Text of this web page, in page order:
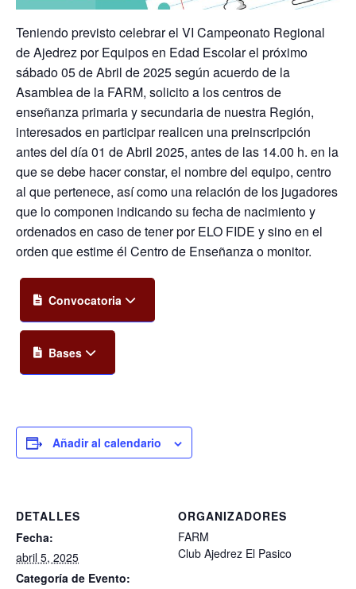
Teniendo previsto celebrar el VI Campeonato Regional
de Ajedrez por Equipos en Edad Escolar el próximo
sábado 05 de Abril de 2025 según acuerdo de la
Asamblea de la FARM, solicito a los centros de
enseñanza primaria y secundaria de nuestra Región,
interesados en participar realicen una preinscripción
antes del día 01 de Abril 2025, antes de las 14.00 h. en la
que se debe hacer constar, el nombre del equipo, centro
al que pertenece, así como una relación de los jugadores
que lo componen indicando su fecha de nacimiento y
ordenados en caso de tener por ELO FIDE y sino en el
orden que estime él Centro de Enseñanza o monitor.
Convocatoria
Bases
Añadir al calendario
DETALLES
Fecha:
abril 5, 2025
Categoría de Evento:
ORGANIZADORES
FARM
Club Ajedrez El Pasico